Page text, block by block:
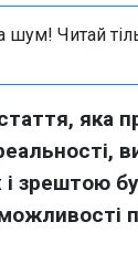
шум! Читай
яка
і зрештою